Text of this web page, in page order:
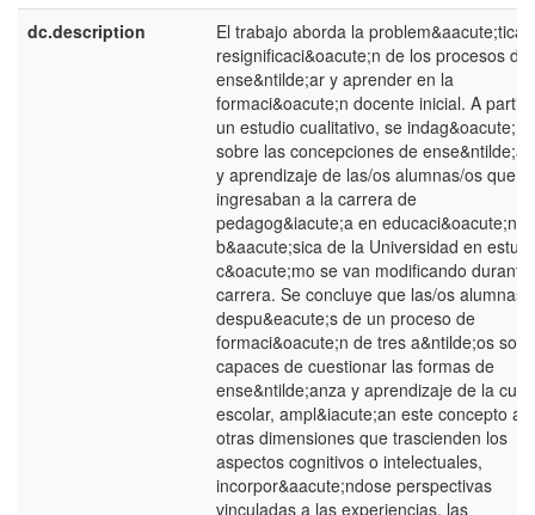
dc.description
El trabajo aborda la problem&aacute;tica
resignificaci&oacute;n de los procesos de
ense&ntilde;ar y aprender en la
formaci&oacute;n docente inicial. A partir
un estudio cualitativo, se indag&oacute;
sobre las concepciones de
y aprendizaje de las/os alumnas/os que
ingresaban a la carrera de
pedagog&iacute;a en educaci&oacute;n
b&aacute;sica de la Universidad en
c&oacute;mo se van modificando durante
carrera. Se concluye que las/os alumnas/
despu&eacute;s de un proceso de
formaci&oacute;n de tres a&ntilde;os son
capaces de cuestionar las formas de
ense&ntilde;anza y aprendizaje de la
escolar, ampl&iacute;an este concepto a
otras dimensiones que trascienden los
aspectos cognitivos o intelectuales,
incorpor&aacute;ndose perspectivas
vinculadas a las experiencias, las